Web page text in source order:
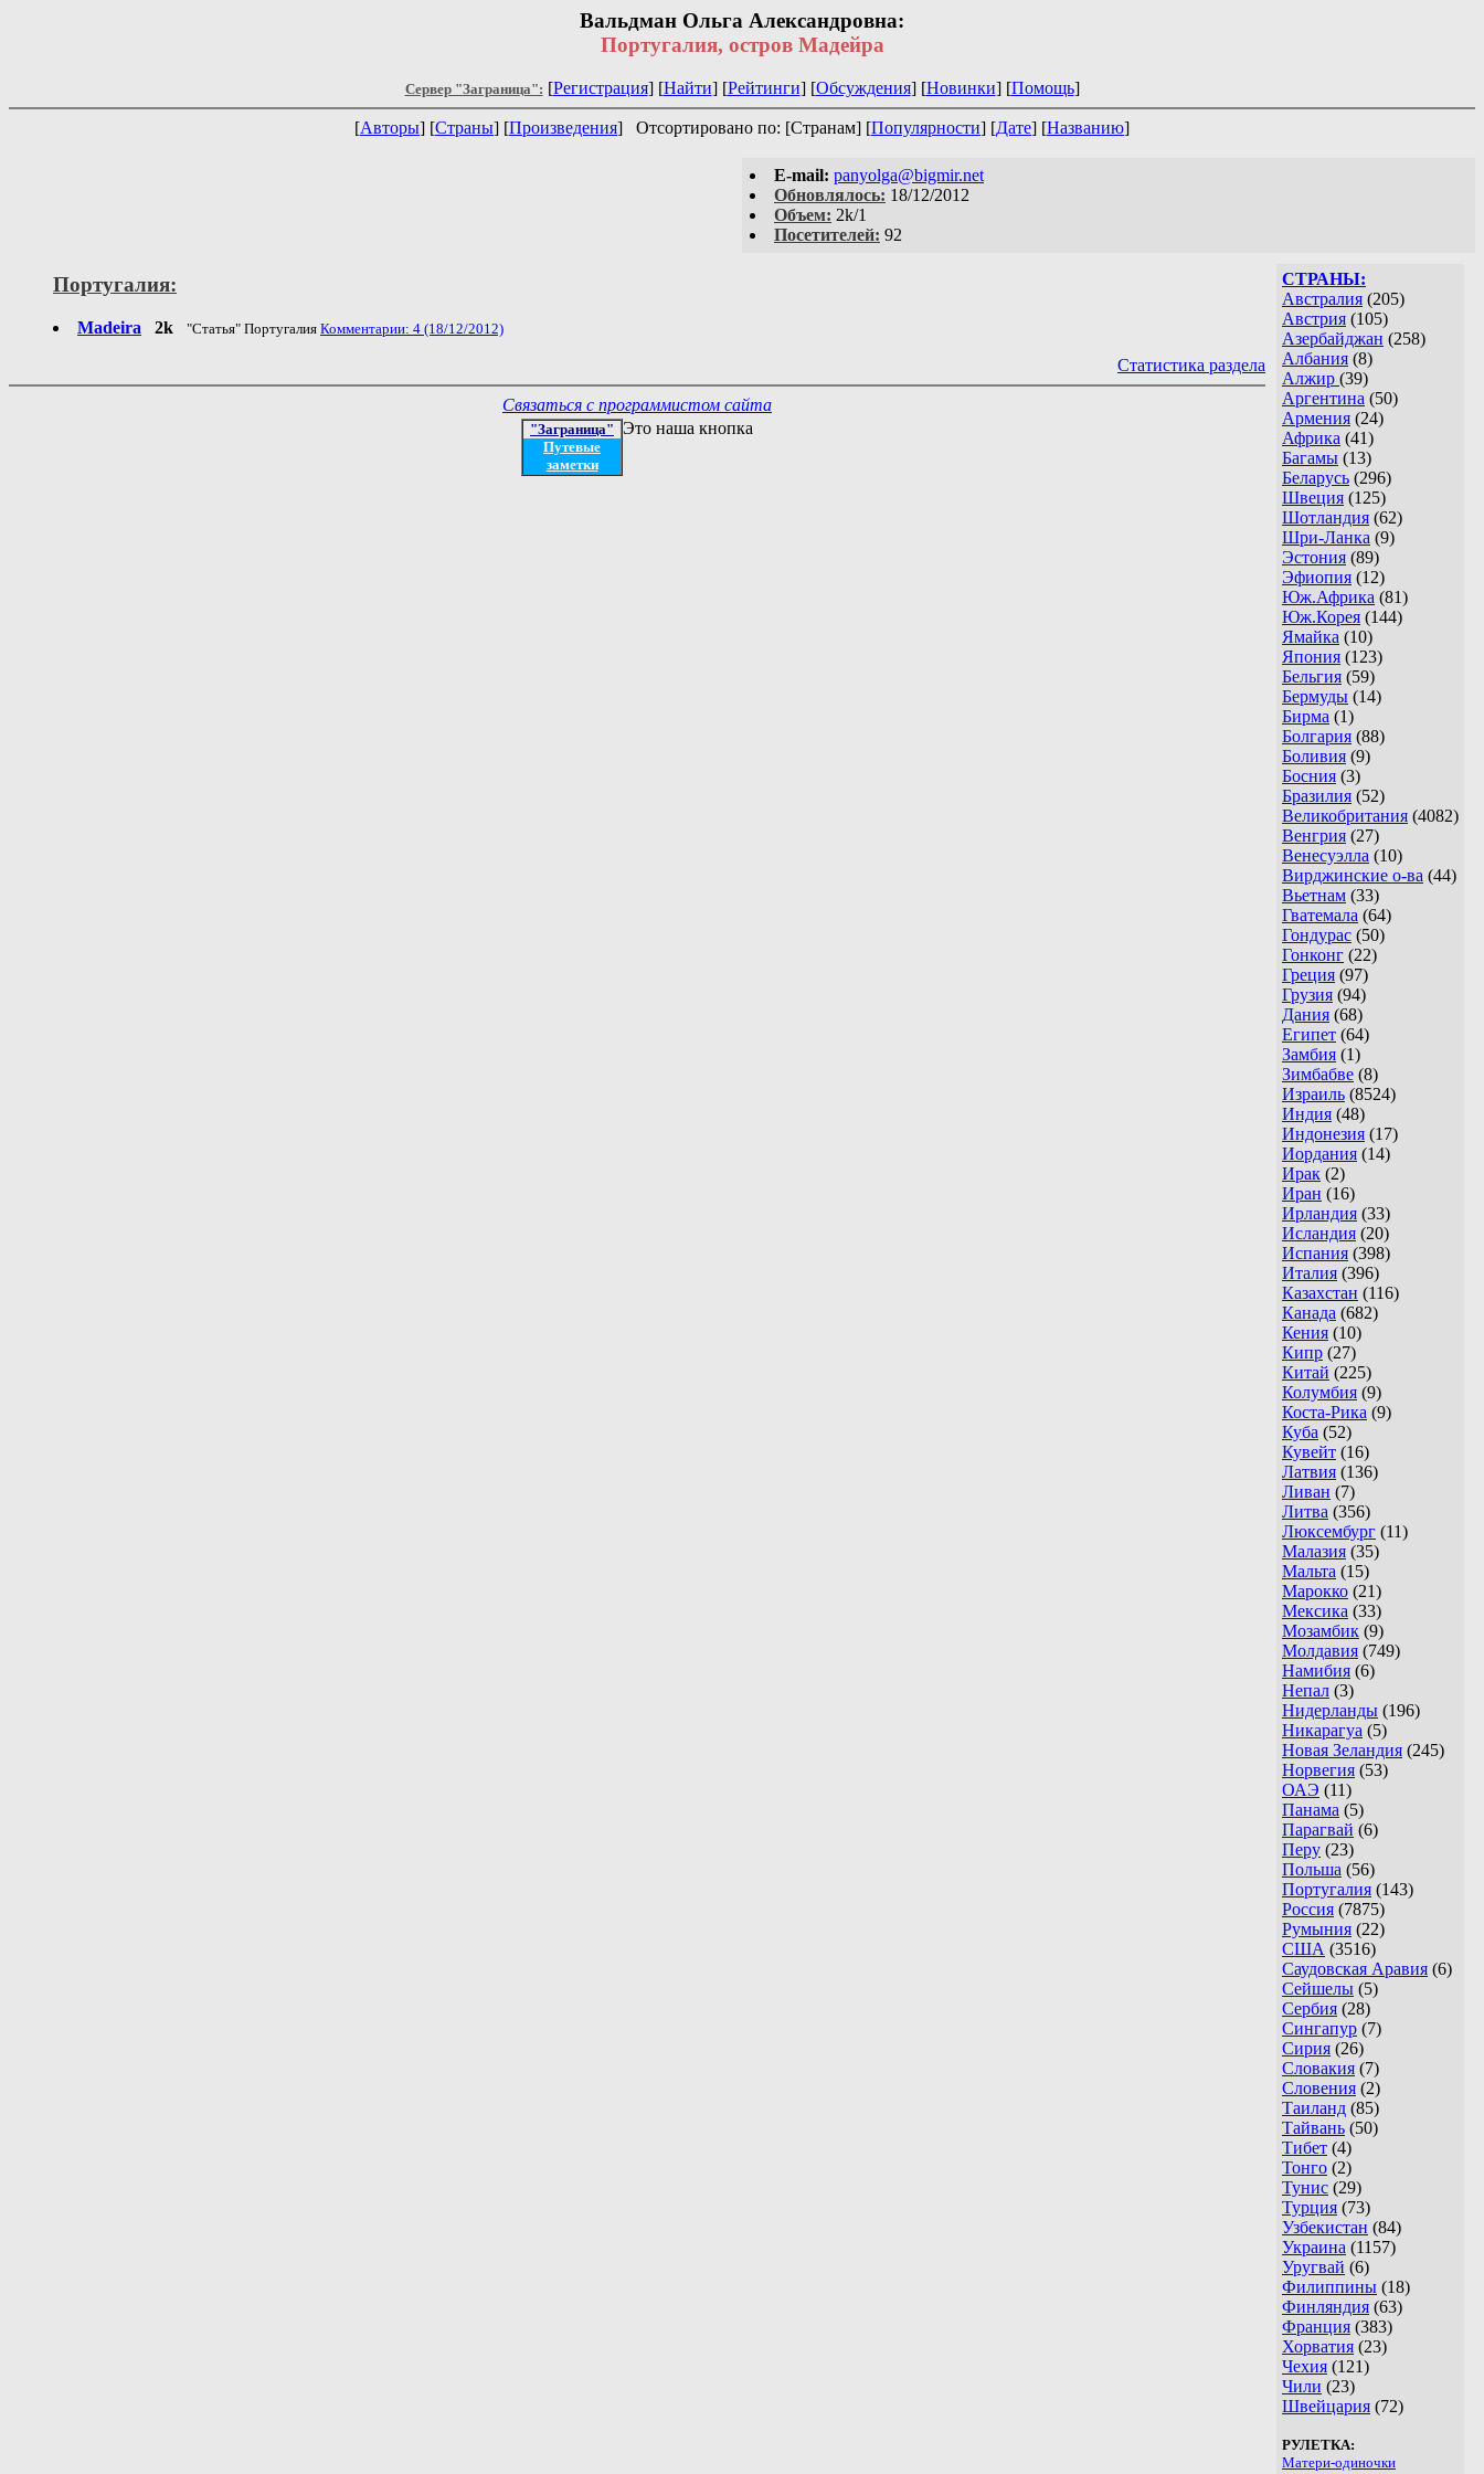
Вальдман Ольга Александровна:
Португалия, остров Мадейра
Сервер "Заграница": [Регистрация] [Найти] [Рейтинги] [Обсуждения] [Новинки] [Помощь]
[Авторы] [Страны] [Произведения] Отсортировано по: [Странам] [Популярности] [Дате] [Названию]
E-mail: panyolga@bigmir.net
Обновлялось: 18/12/2012
Объем: 2k/1
Посетителей: 92
СТРАНЫ:
Австралия (205)
Австрия (105)
Азербайджан (258)
Албания (8)
Алжир (39)
Аргентина (50)
Армения (24)
Африка (41)
Багамы (13)
Беларусь (296)
Швеция (125)
Шотландия (62)
Шри-Ланка (9)
Эстония (89)
Эфиопия (12)
Юж.Африка (81)
Юж.Корея (144)
Ямайка (10)
Япония (123)
Бельгия (59)
Бермуды (14)
Бирма (1)
Болгария (88)
Боливия (9)
Босния (3)
Бразилия (52)
Великобритания (4082)
Венгрия (27)
Венесуэлла (10)
Вирджинские о-ва (44)
Вьетнам (33)
Гватемала (64)
Гондурас (50)
Гонконг (22)
Греция (97)
Грузия (94)
Дания (68)
Египет (64)
Замбия (1)
Зимбабве (8)
Израиль (8524)
Индия (48)
Индонезия (17)
Иордания (14)
Ирак (2)
Иран (16)
Ирландия (33)
Исландия (20)
Испания (398)
Италия (396)
Казахстан (116)
Канада (682)
Кения (10)
Кипр (27)
Китай (225)
Колумбия (9)
Коста-Рика (9)
Куба (52)
Кувейт (16)
Латвия (136)
Ливан (7)
Литва (356)
Люксембург (11)
Малазия (35)
Мальта (15)
Марокко (21)
Мексика (33)
Мозамбик (9)
Молдавия (749)
Намибия (6)
Непал (3)
Нидерланды (196)
Никарагуа (5)
Новая Зеландия (245)
Норвегия (53)
ОАЭ (11)
Панама (5)
Парагвай (6)
Перу (23)
Польша (56)
Португалия (143)
Россия (7875)
Румыния (22)
США (3516)
Саудовская Аравия (6)
Сейшелы (5)
Сербия (28)
Сингапур (7)
Сирия (26)
Словакия (7)
Словения (2)
Таиланд (85)
Тайвань (50)
Тибет (4)
Тонго (2)
Тунис (29)
Турция (73)
Узбекистан (84)
Украина (1157)
Уругвай (6)
Филиппины (18)
Финляндия (63)
Франция (383)
Хорватия (23)
Чехия (121)
Чили (23)
Швейцария (72)
РУЛЕТКА:
Матери-одиночки
Португалия:
Madeira 2k "Статья" Португалия Комментарии: 4 (18/12/2012)
Статистика раздела
Связаться с программистом сайта
"Заграница"
Путевые
заметки
Это наша кнопка